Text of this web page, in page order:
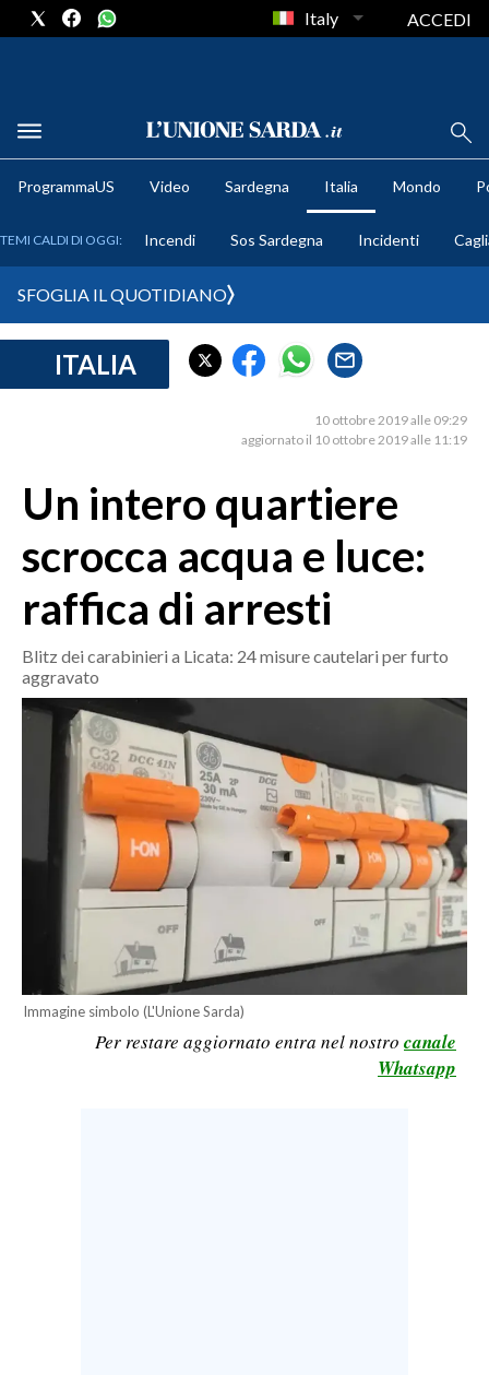
METEO
CRONACA SARDEGNA
MEDIO CAMPIDANO
SASSARI E PROVINCIA
GALLURA
NUORO E PROVINCIA
OGLIASTRA
AGENDA
CRONACA
SERVIZI ALLE IMPRESE
LAVORO
Italy ACCEDI
ProgrammaUS Video Sardegna Italia Mondo
TEMI CALDI DI OGGI: Incendi Sos Sardegna Incidenti
SFOGLIA IL QUOTIDIANO
ITALIA
10 ottobre 2019 alle 09:29
aggiornato il 10 ottobre 2019 alle 11:19
Un intero quartiere
scrocca acqua e luce:
raffica di arresti
Blitz dei carabinieri a Licata: 24 misure cautelari per furto
aggravato
Immagine simbolo (L'Unione Sarda)
Per restare aggiornato entra nel nostro canale
Whatsapp